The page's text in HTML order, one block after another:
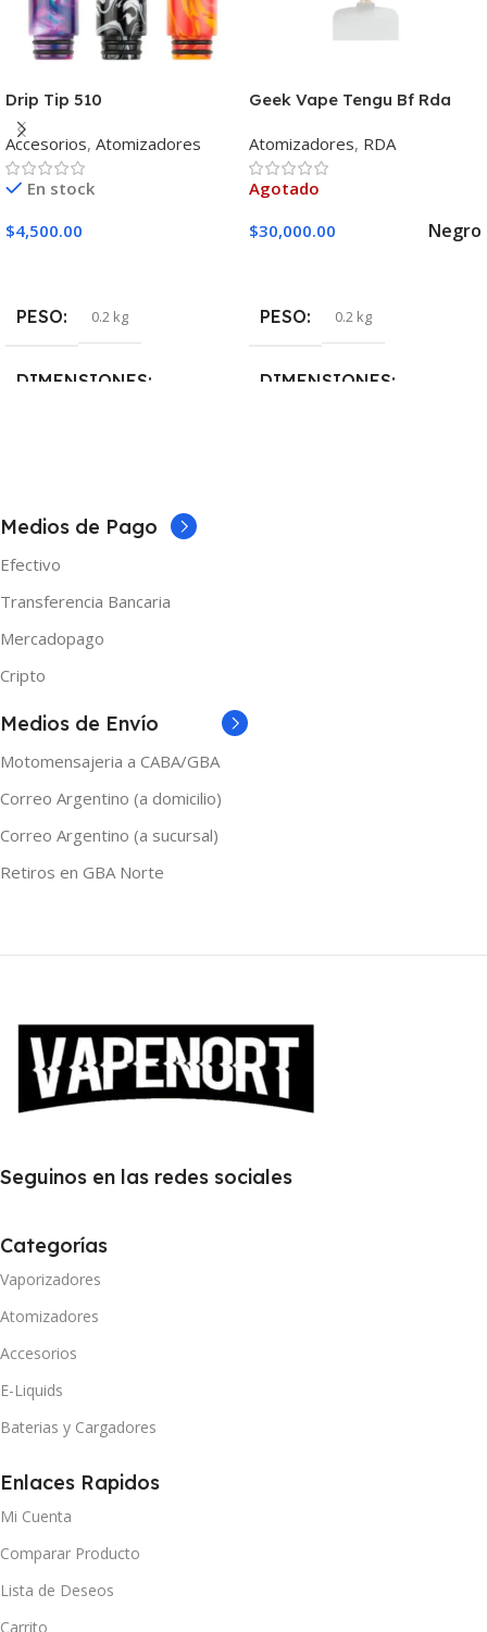
Drip Tip 510
Accesorios, Atomizadores
En stock
$4,500.00
PESO 0.2 kg
DIMENSIONES
Geek Vape Tengu Bf Rda
Atomizadores, RDA
Agotado
$30,000.00 Negro
PESO 0.2 kg
DIMENSIONES
Medios de Pago
Efectivo
Transferencia Bancaria
Mercadopago
Cripto
Medios de Envío
Motomensajeria a CABA/GBA
Correo Argentino (a domicilio)
Correo Argentino (a sucursal)
Retiros en GBA Norte
Seguinos en las redes sociales
Categorías
Vaporizadores
Atomizadores
Accesorios
E-Liquids
Baterias y Cargadores
Enlaces Rapidos
Mi Cuenta
Comparar Producto
Lista de Deseos
Carrito